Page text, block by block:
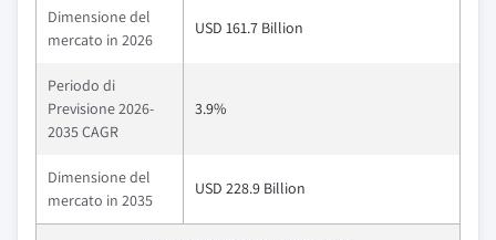
Dimensione del
mercato in 2026
USD 161.7 Billion
Periodo di
Previsione 2026-
2035 CAGR
3.9%
Dimensione del
mercato in 2035
USD 228.9 Billion